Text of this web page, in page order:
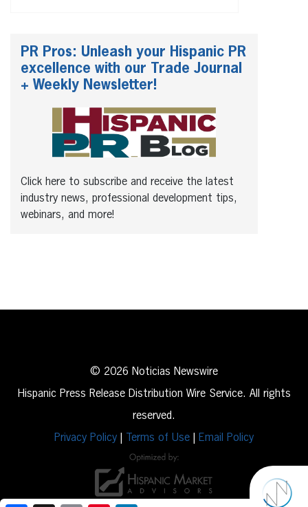
PR Pros: Unleash your Hispanic PR
excellence with our Trade Journal
+ Weekly Newsletter!
Click here to subscribe and receive the latest
industry news, professional development tips,
webinars, and more!
© 2026 Noticias Newswire
Hispanic Press Release Distribution Wire Service. All rights
reserved.
Privacy Policy
Terms of Use Email Policy